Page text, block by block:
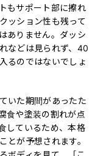
もサポート部に擦れ
ッション性も残って
ありません。ダッシ
などは見られず、40
るのではないでしょ
いた期間があったた
食や塗装の割れが点
しているため、本格
とが予想されます。